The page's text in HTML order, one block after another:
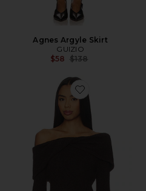
Agnes Argyle Skirt
GUIZIO
$58 Previous price:
$138
Favorite Selene Top